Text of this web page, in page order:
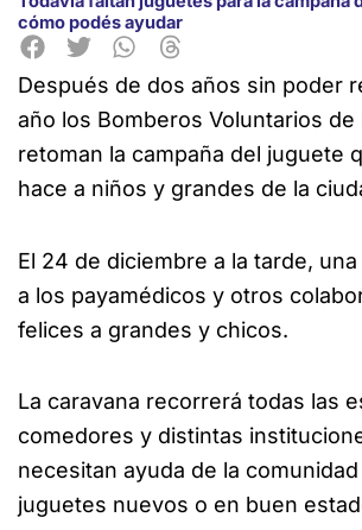
cómo podés ayudar
Después de dos años sin poder
año los Bomberos Voluntarios de
retoman la campaña del juguete
hace a niños y grandes de la
El 24 de diciembre a la tarde,
a los payamédicos y otros
felices a grandes y chicos.
La caravana recorrerá todas las
comedores y distintas
necesitan ayuda de la
juguetes nuevos o en buen